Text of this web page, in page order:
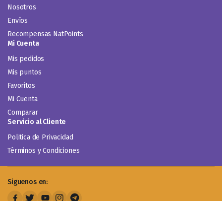
Nosotros
Envíos
Recompensas NatPoints
Mi Cuenta
Mis pedidos
Mis puntos
Favoritos
Mi Cuenta
Comparar
Servicio al Cliente
Politica de Privacidad
Términos y Condiciones
Siguenos en: